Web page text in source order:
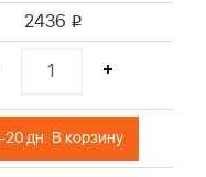
Husqvarna
Briggs & Stratton
Briggs & Stratton
Briggs & Stratton
Briggs & Stratton
2436 i
+
Поставка из РФ или EU до 15-20 дн. В корзину